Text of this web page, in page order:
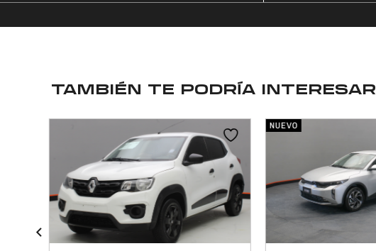
TAMBIÉN TE PODRÍA INTERESAR